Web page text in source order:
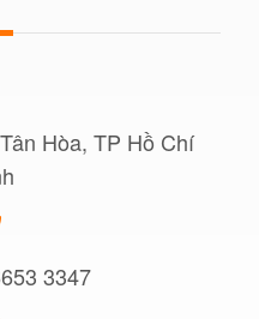
Hòa, TP Hồ Chí
3347